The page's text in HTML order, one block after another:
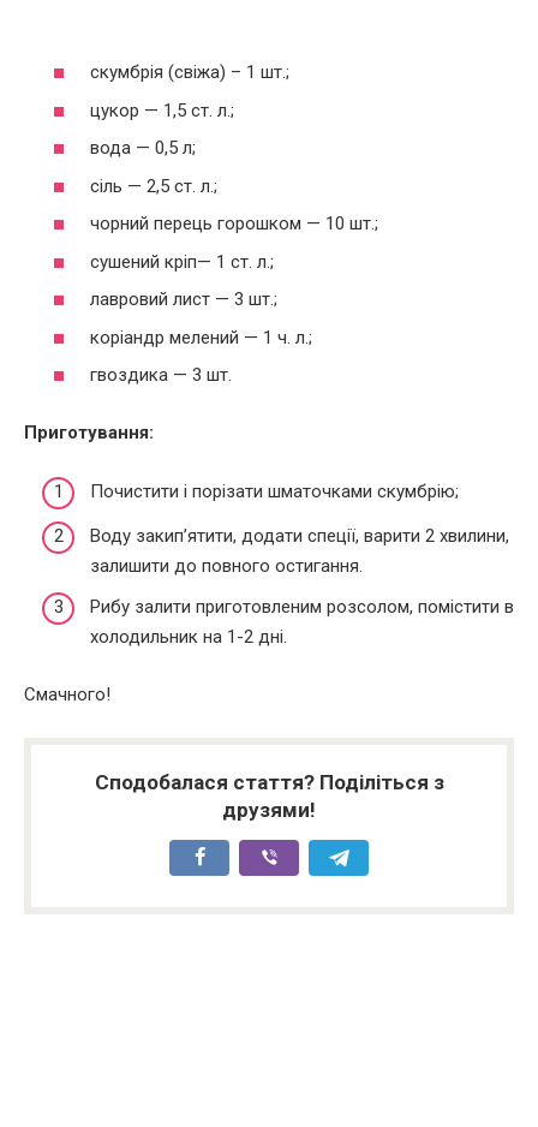
скумбрія (свіжа) – 1 шт.;
цукор — 1,5 ст. л.;
вода — 0,5 л;
сіль — 2,5 ст. л.;
чорний перець горошком — 10 шт.;
сушений кріп— 1 ст. л.;
лавровий лист — 3 шт.;
коріандр мелений — 1 ч. л.;
гвоздика — 3 шт.
Приготування:
Почистити і порізати шматочками скумбрію;
Воду закип’ятити, додати спеції, варити 2 хвилини,
залишити до повного остигання.
Рибу залити приготовленим розсолом, помістити в
холодильник на 1-2 дні.
Смачного!
Сподобалася стаття? Поділіться з
друзями!